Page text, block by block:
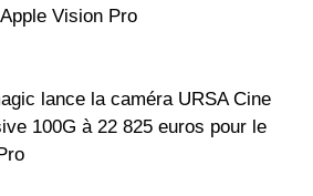
Vision Pro
lance la caméra URSA Cine
100G à 22 825 euros pour le